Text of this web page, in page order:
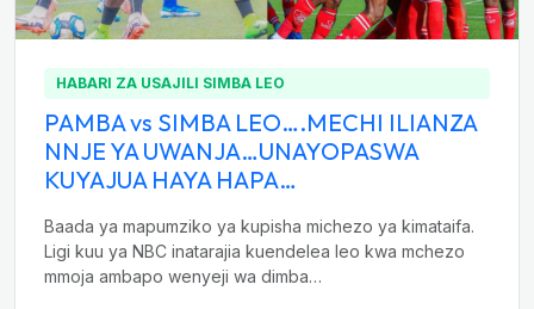
HABARI ZA USAJILI SIMBA LEO
PAMBA vs SIMBA LEO….MECHI ILIANZA
NNJE YA UWANJA…UNAYOPASWA
KUYAJUA HAYA HAPA…
Baada ya mapumziko ya kupisha michezo ya kimataifa.
Ligi kuu ya NBC inatarajia kuendelea leo kwa mchezo
mmoja ambapo wenyeji wa dimba…